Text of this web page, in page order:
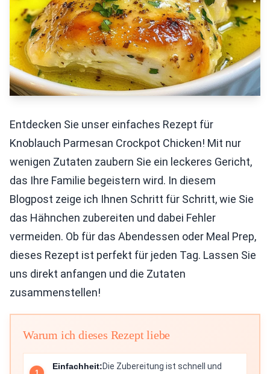
Entdecken Sie unser einfaches Rezept für
Knoblauch Parmesan Crockpot Chicken! Mit nur
wenigen Zutaten zaubern Sie ein leckeres Gericht,
das Ihre Familie begeistern wird. In diesem
Blogpost zeige ich Ihnen Schritt für Schritt, wie Sie
das Hähnchen zubereiten und dabei Fehler
vermeiden. Ob für das Abendessen oder Meal Prep,
dieses Rezept ist perfekt für jeden Tag. Lassen Sie
uns direkt anfangen und die Zutaten
zusammenstellen!
Warum ich dieses Rezept liebe
Einfachheit:Die Zubereitung ist schnell und